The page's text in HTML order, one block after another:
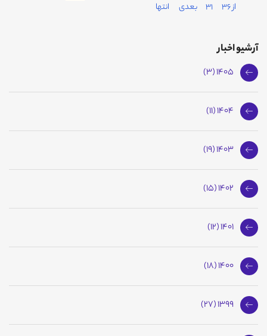
از 36
31
بعدی انتها
آرشیو اخبار
1405 (3)
1404 (11)
1403 (19)
1402 (15)
1401 (12)
1400 (18)
1399 (27)